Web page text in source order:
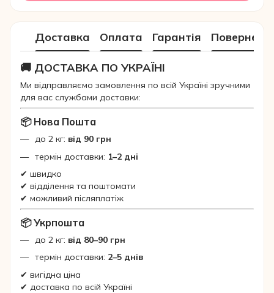
Доставка Оплата Гарантія
🚚 ДОСТАВКА ПО УКРАЇНІ
Ми відправляємо замовлення по всій Україні зручними
для вас службами доставки:
📦 Нова Пошта
до 2 кг: від 90 грн
термін доставки: 1–2 дні
✔ швидко
✔ відділення та поштомати
✔ можливий післяплатіж
📦 Укрпошта
до 2 кг: від 80–90 грн
термін доставки: 2–5 днів
✔ вигідна ціна
✔ доставка по всій Україні